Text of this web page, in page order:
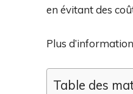
en évitant des
Plus
Table des